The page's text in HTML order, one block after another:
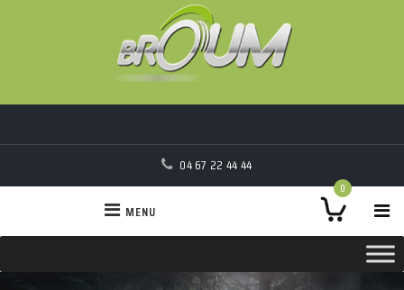
04 67 22 44 44
0
MENU